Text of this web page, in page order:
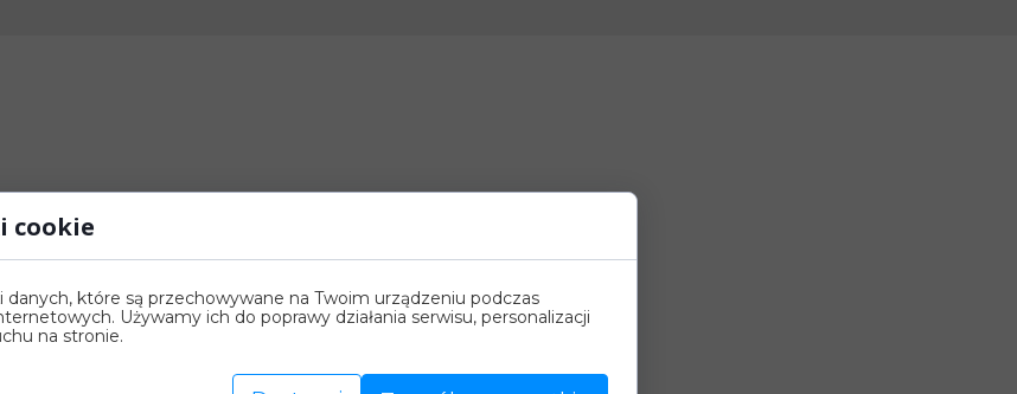
cookie
danych, które są przechowywane na Twoim urządzeniu podczas
Używamy ich do poprawy działania serwisu, personalizacji
na stronie.